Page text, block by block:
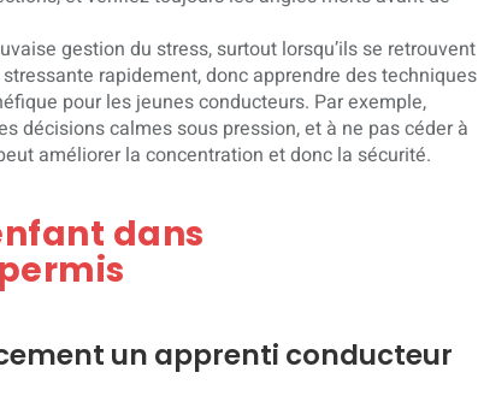
gestion du stress, surtout lorsqu’ils se retrouvent
rapidement, donc apprendre des techniques
pour les jeunes conducteurs. Par exemple,
décisions calmes sous pression, et à ne pas céder à
améliorer la concentration et donc la sécurité.
dans
un apprenti conducteur